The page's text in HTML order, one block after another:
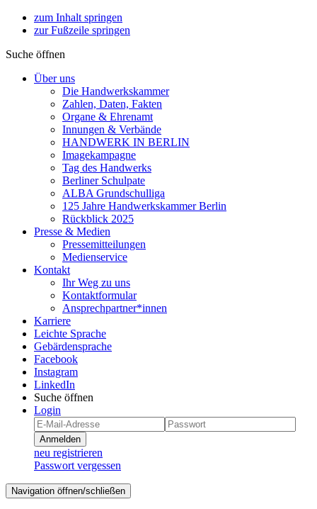
zum Inhalt springen
zur Fußzeile springen
Suche öffnen
Über uns
Die Handwerkskammer
Zahlen, Daten, Fakten
Organe & Ehrenamt
Innungen & Verbände
HANDWERK IN BERLIN
Imagekampagne
Tag des Handwerks
Berliner Schulpate
ALBA Grundschulliga
125 Jahre Handwerkskammer Berlin
Rückblick 2025
Presse & Medien
Pressemitteilungen
Medienservice
Kontakt
Ihr Weg zu uns
Kontaktformular
Ansprechpartner*innen
Karriere
Leichte Sprache
Gebärdensprache
Facebook
Instagram
LinkedIn
Suche öffnen
Login
Anmelden
neu registrieren
Passwort vergessen
Navigation öffnen/schließen